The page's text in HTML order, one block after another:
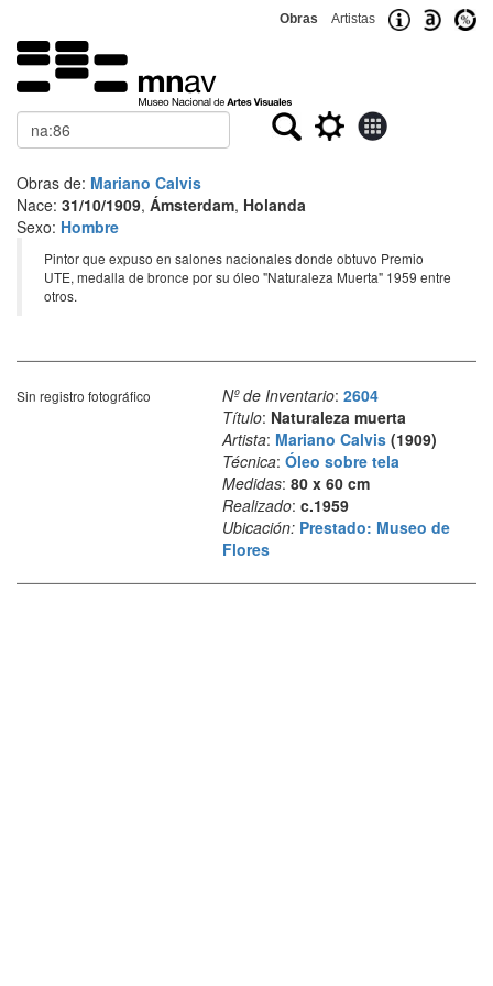
Obras Artistas
Buscar
Obras de: Mariano Calvis
Nace: 31/10/1909, Ámsterdam, Holanda
Sexo: Hombre
Pintor que expuso en salones nacionales donde obtuvo Premio
UTE, medalla de bronce por su óleo "Naturaleza Muerta" 1959 entre
otros.
Sin registro fotográfico Nº de Inventario: 2604
Título: Naturaleza muerta
Artista: Mariano Calvis(1909)
Técnica: Óleo sobre tela
Medidas: 80 x 60 cm
Realizado: c.1959
Ubicación: Prestado: Museo de
Flores